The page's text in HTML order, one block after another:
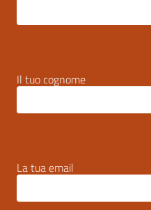
Il tuo cognome
La tua email